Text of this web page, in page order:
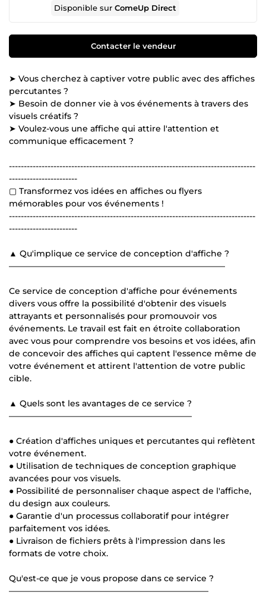
Disponible surComeUp Direct
Contacter le vendeur
➤ Vous cherchez à captiver votre public avec des affiches
percutantes ?
➤ Besoin de donner vie à vos événements à travers des
visuels créatifs ?
➤ Voulez-vous une affiche qui attire l'attention et
communique efficacement ?
-----------------------------------------------------------------------------------
-----------------------
▢ Transformez vos idées en affiches ou flyers
mémorables pour vos événements !
-----------------------------------------------------------------------------------
-----------------------
▲ Qu'implique ce service de conception d'affiche ?
——————————————————————————
Ce service de conception d'affiche pour événements
divers vous offre la possibilité d'obtenir des visuels
attrayants et personnalisés pour promouvoir vos
événements. Le travail est fait en étroite collaboration
avec vous pour comprendre vos besoins et vos idées, afin
de concevoir des affiches qui captent l'essence même de
votre événement et attirent l'attention de votre public
cible.
▲ Quels sont les avantages de ce service ?
——————————————————————
● Création d'affiches uniques et percutantes qui reflètent
votre événement.
● Utilisation de techniques de conception graphique
avancées pour vos visuels.
● Possibilité de personnaliser chaque aspect de l'affiche,
du design aux couleurs.
● Garantie d'un processus collaboratif pour intégrer
parfaitement vos idées.
● Livraison de fichiers prêts à l'impression dans les
formats de votre choix.
Qu'est-ce que je vous propose dans ce service ?
————————————————————————